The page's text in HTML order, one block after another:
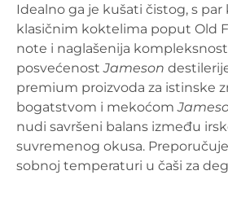
Idealno ga je kušati čistog, s par
klasičnim koktelima poput Old
note i naglašenija
posvećenostJameson
premium proizvoda za istinske
bogatstvom i mekoćom
nudi savršeni balans između
suvremenog okusa.
sobnoj temperaturi u čaši za